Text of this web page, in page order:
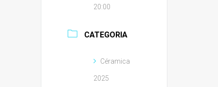
20:00
CATEGORIA
Céramica
2025